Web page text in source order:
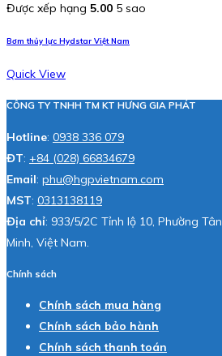
Được xếp hạng 5.00 5 sao
Bơm thủy lực Hydstar Việt Nam
Quick View
CÔNG TY TNHH TM KT HƯNG GIA PHÁT
Hotline: 0938 336 079
ĐT: +84 (028) 66834679
Email: phu@hgpvietnam.com
MST: 0313138119
Địa chỉ: 933/5/2C Tỉnh lộ 10, Phường
Minh, Việt Nam.
Chính sách
Chính sách mua hàng
Chính sách bảo hành
Chính sách thanh toán